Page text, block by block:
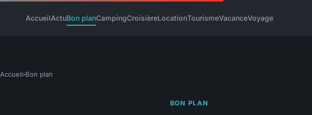
AccueilActuBon planCampingCroisièreLocationTourismeVacanceVoyage
Accueil›Bon plan
BON PLAN